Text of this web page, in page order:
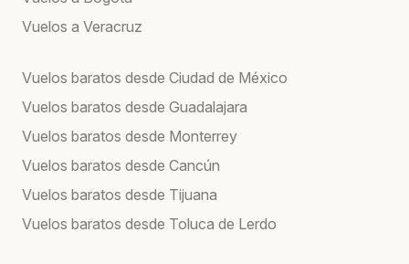
Vuelos a Veracruz
Vuelos baratos desde Ciudad de México
Vuelos baratos desde Guadalajara
Vuelos baratos desde Monterrey
Vuelos baratos desde Cancún
Vuelos baratos desde Tijuana
Vuelos baratos desde Toluca de Lerdo